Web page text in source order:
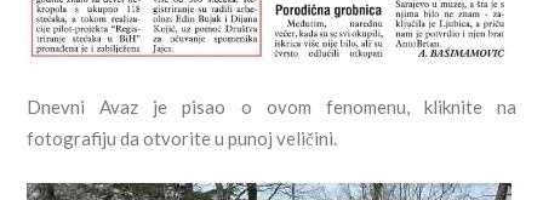
Dnevni Avaz je pisao o ovom fenomenu, kliknite na
fotografiju da otvorite u punoj veličini.